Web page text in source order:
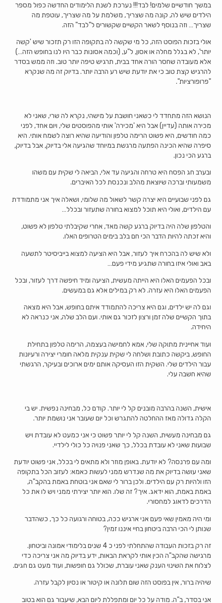
במשך חודשיים שלמים! לבד!!! נערכת לשנת הלימודים החדשה כפול מספר
הילדים שיש לה, קונה מה שצריך, משלמת על מה שצריך, עוטפת מה
שצריך… וזה בנוסף לשאר הקשיים שקשורים ל"לבד" הזה.
אולי בזכות הפוסט הזה, כל מי שקשה לה בתקופה הזו רק תזכור שיש 'קשה
יותר', לא בגלל מחלה או אסון, ל"ע, (וכמה אסונות כבר היו לנו בחופש הזה…)
אלא מעובדה שחסר הורה אחד בבית, תרגיש טיפה יותר טוב. וזה ממש בסדר
להרגיש קצת טוב כי את יודעת שיש רע הרבה יותר. בדיוק זה מה שנקרא
"פרופורציות".
הנושא הזה מתחדד לי כשאני חושבת על מישהי, נקרא לה שרי, שאני לא
מכירה אותה (עדיין) אבל היא 'מכירה' אותי מהפוסטים שלי, ויום אחד, לפני
כמה חודשים, היא פשוט הרימה טלפון והודיעה שהיא רוצה לשמח אותי. היא
סיפרה שהיא הכינה הפתעה מרגשת במיוחד שהגיעה אלי בדיוק, אבל בדיוק,
ברגע הכי נכון.
ובערב חג הפסח היא טרחה והגיעה עד אלי, הביאה לי שקית עם משהו
משמעותי וברכה שיוצאת מהלב ונכנסת לכל האיברים.
גם לפני שבועיים היא יצרה קשר לשאול מה שלומי, ושאלה איך אני מתמודדת
עם הילדים, ואולי היא תוכל למצוא בחורה שתעזור ובכלל…
והטלפון שלה היה בדיוק ברגע קשה מאד, אחרי שקיבלתי טלפון לא פשוט,
והיא זכתה להיות הדבר הכי חם בלב בימים הטרופים האלו.
ולא שיש לה בהכרח איך לעזור, אבל היא הציעה למצוא בייביסיטר לתשעה
באב ואולי איזו בחורה שתגיע מידי פעם…
ובכל הפעמים האלו היא הייתה מעשית, הציעה ומיד חיפשה דרך לעזור, ובכל
הפעמים האלו היא עזרה. לא רק במילים אלא גם במעשים.
וגם לה יש ילדים, וגם היא צריכה להתמודד איתם בחופש, אבל היא מצאה
בתוך הקשיים שלה זמן ורצון לזכור גם אותי. ועם הלב שלה, אני כנראה לא
היחידה.
ועוד אחיינית מתוקה שלי, אמא לחמישה בעצמה, הרימה טלפון בתחילת
החופש, ביקשה כתובת ושלחה לי שקית ענקית מלאה חומרי יצירה ורעיונות
עבור הילדים שלי. השקית הזו העסיקה אותם ימים ארוכים ובעיקר, הרגשתי
שהיא חשבה עלי.
אישית, השנה בהרבה מובנים קל לי יותר. קודם כל, מבחינה נפשית. יש בי
הקלה גדולה מאז ההחלטה להתגרש וכל יום שעובר אני נושמת יותר.
גם מבחינה מעשית, השנה קל לי יותר פשוט כי אני כמעט לא עובדת ויש
שבועות שאני לא עובדת בכלל, כך שאני פנויה כל כולי לילדיי.
ומה עם פרנסה? לא יודעת. באופן מוזר ולא מתאים לי בכלל, אני פשוט יודעת
שאני עושה בדיוק את מה שנדרש ממני לעשות כאמא: לעזוב הכל בתקופה
הזו ולהיות רק עם הילדים. ולכן ברור לי שאם אני בוטחת באמת בהקב"ה,
באמת באמת, הוא ידאג. איך? זה שלו. הוא יותר יצירתי ממני ויש לו את כל
הדרכים לדאוג למחסורי.
ומי היה מאמין שאי פעם אני ארגיש ככה, בטוחה ורגועה כל כך, כשהדבר
שנותן לי הכי הרבה ביטחון בחיי איננו זמין?
זה רק בזכות העבודה שהתחלתי לפני כ 4 שנים בלימודי אמונה וביטחון.
מרגישה שהקב"ה הכין אותי לקראת הבאות, ידע בדיוק מה אני צריכה כדי
לצלוח את השינוי הענק שאני עוברת, שכולל גם חופשות, ועוד מעט גם חגים.
שיהיה ברור, אין בפוסט הזה שום תלונה או קיטור או נסיון לקבל עזרה.
אני בסדר, ב"ה. מודה על כל יום ומתפללת ליום הבא, שיעבור גם הוא בטוב